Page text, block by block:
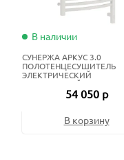
В наличии
СУНЕРЖА АРКУС 3.0
ПОЛОТЕНЦЕСУШИТЕЛЬ
ЭЛЕКТРИЧЕСКИЙ
ЖИДКОСТНЫЙ 100Х50 СМ
54 050 р
В корзину